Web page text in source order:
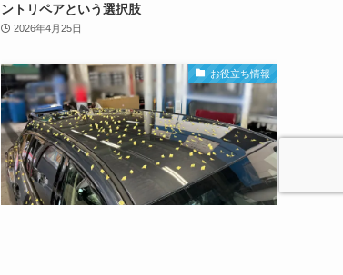
ントリペアという選択肢
2026年4月25日
お役立ち情報